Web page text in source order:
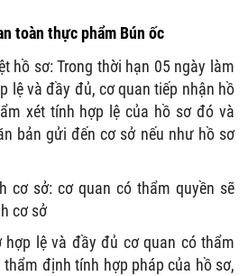
toàn thực phẩm Bún ốc
hồ sơ: Trong thời hạn 05 ngày làm
lệ và đầy đủ, cơ quan tiếp nhận hồ
xét tính hợp lệ của hồ sơ đó và
bản gửi đến cơ sở nếu như hồ sơ
cơ sở: cơ quan có thẩm quyền sẽ
cơ sở
hợp lệ và đầy đủ cơ quan có thẩm
thẩm định tính hợp pháp của hồ sơ,